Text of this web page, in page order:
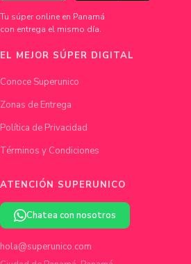
Tu súper online en Panamá
con entrega el mismo día.
EL MEJOR SÚPER DIGITAL
Conoce Superunico
Zonas de Entrega
Política de Privacidad
Términos y Condiciones
ATENCIÓN SUPERUNICO
Chatea con nosotros
hola@superunico.com